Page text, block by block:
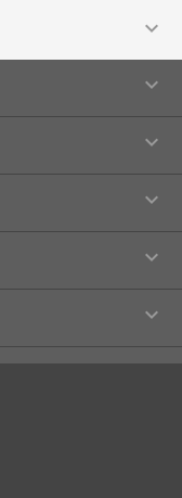





